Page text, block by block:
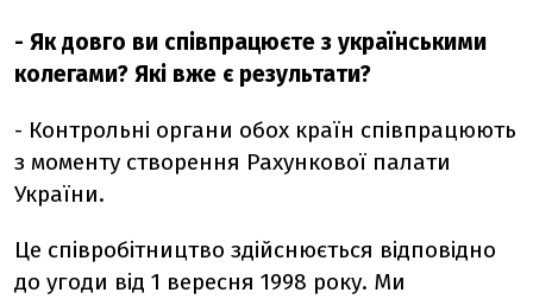
- Як довго ви співпрацюєте з українськими
колегами? Які вже є результати?
- Контрольні органи обох країн співпрацюють
з моменту створення Рахункової палати
України.
Це співробітництво здійснюється відповідно
до угоди від 1 вересня 1998 року. Ми